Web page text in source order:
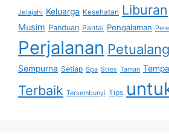
Jelajahi Keluarga Kesehatan Liburan
Musim Panduan Pantai Pengalaman
Perjalanan
Sempurna Setiap Spa Stres Taman
Terbaik Tersembunyi Tips